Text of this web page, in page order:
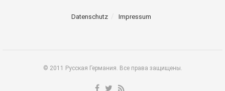
Datenschutz Impressum
© 2011 Русская Германия. Все права защищены.